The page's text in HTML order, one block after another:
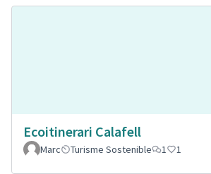
Ecoitinerari Calafell
Marc
Turisme Sostenible 1 1